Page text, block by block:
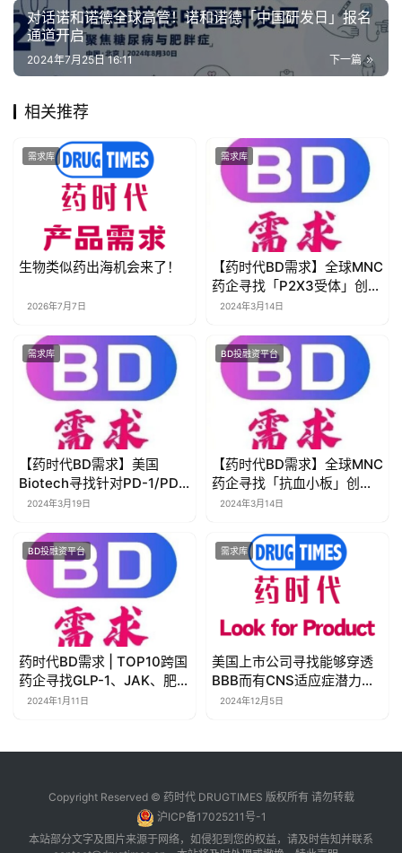
l
i
s
h
联
系
我
对话诺和诺德全球高管！诺和诺德「中国研发日」报名
通道开启
下一篇
2024年7月25日 16:11
相关推荐
需求库
生物类似药出海机会来了！
2026年7月7日
需求库
【药时代BD需求】全球MNC
药企寻找「P2X3受体」创新
药产品
2024年3月14日
需求库
【药时代BD需求】美国
Biotech寻找针对PD-1/PD-
L1耐药的创新药产品
2024年3月19日
BD投融资平台
【药时代BD需求】全球MNC
药企寻找「抗血小板」创新
药产品
2024年3月14日
BD投融资平台
药时代BD需求 | TOP10跨国
药企寻找GLP-1、JAK、肥
胖、心血管、类风湿等差异
2024年1月11日
需求库
美国上市公司寻找能够穿透
BBB而有CNS适应症潜力的
TYK2产品
2024年12月5日
Copyright Reserved © 药时代 DRUGTIMES 版权所有 请勿转载
沪ICP备17025211号-1
本站部分文字及图片来源于网络，如侵犯到您的权益，请及时告知并联系